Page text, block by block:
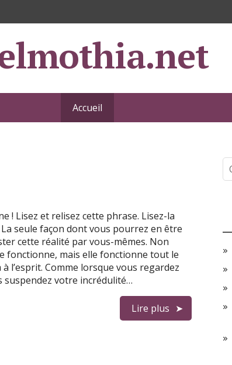
Accueil
! Lisez et relisez cette phrase. Lisez-la
seule façon dont vous pourrez en être
cette réalité par vous-mêmes. Non
fonctionne, mais elle fonctionne tout le
à l’esprit. Comme lorsque vous regardez
suspendez votre incrédulité…
Lire plus